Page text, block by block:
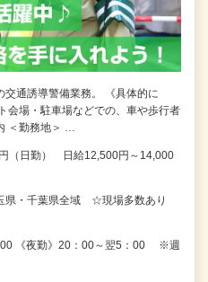
交通誘導警備業務。 《具体的に
場・駐車場などでの、車や歩行者
＜勤務地＞ …
（日勤） 日給12,500円～14,000
県・千葉県全域 ☆現場多数あり
00 《夜勤》20：00～翌5：00 ※週